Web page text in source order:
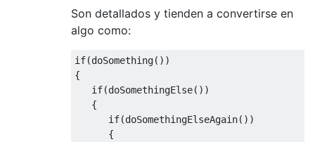
Son detallados y tienden a convertirse en
algo como:
if(doSomething())
{
   if(doSomethingElse())
   {
      if(doSomethingElseAgain())
      {